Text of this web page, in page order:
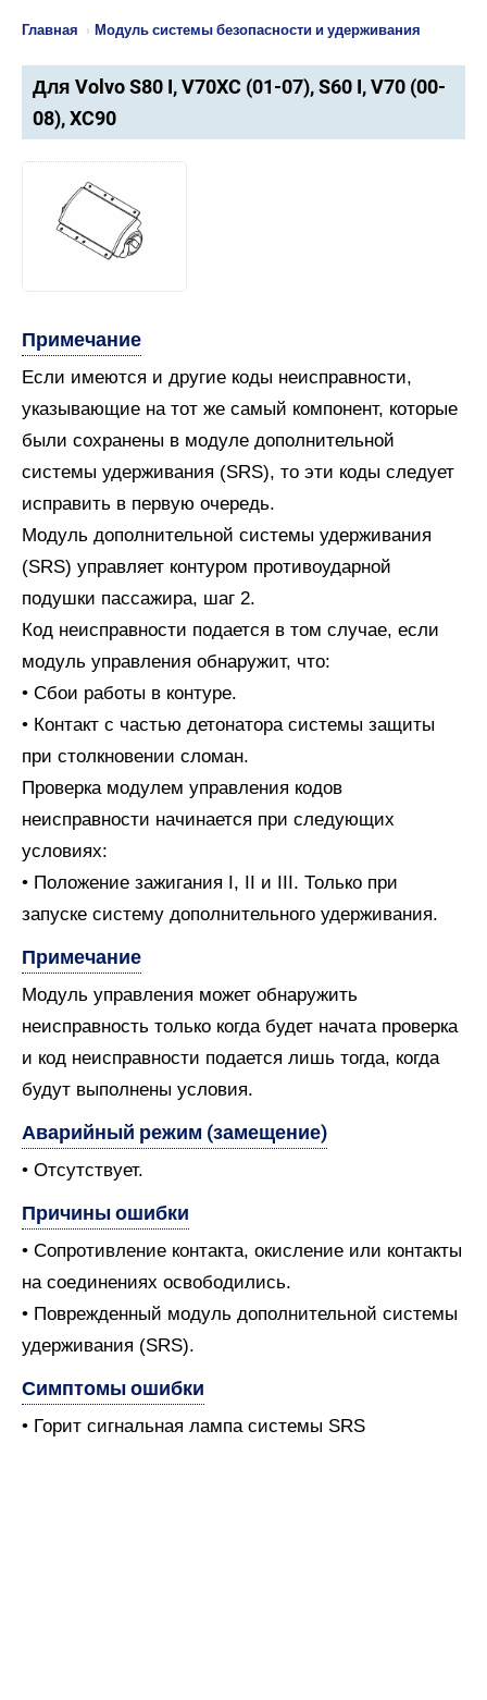
Главная › Модуль системы безопасности и удерживания
Для Volvo S80 I, V70XC (01-07), S60 I, V70 (00-
08), XC90
Примечание
Если имеются и другие коды неисправности,
указывающие на тот же самый компонент, которые
были сохранены в модуле дополнительной
системы удерживания (SRS), то эти коды следует
исправить в первую очередь.
Модуль дополнительной системы удерживания
(SRS) управляет контуром противоударной
подушки пассажира, шаг 2.
Код неисправности подается в том случае, если
модуль управления обнаружит, что:
• Сбои работы в контуре.
• Контакт с частью детонатора системы защиты
при столкновении сломан.
Проверка модулем управления кодов
неисправности начинается при следующих
условиях:
• Положение зажигания I, II и III. Только при
запуске систему дополнительного удерживания.
Примечание
Модуль управления может обнаружить
неисправность только когда будет начата проверка
и код неисправности подается лишь тогда, когда
будут выполнены условия.
Аварийный режим (замещение)
• Отсутствует.
Причины ошибки
• Сопротивление контакта, окисление или контакты
на соединениях освободились.
• Поврежденный модуль дополнительной системы
удерживания (SRS).
Симптомы ошибки
• Горит сигнальная лампа системы SRS